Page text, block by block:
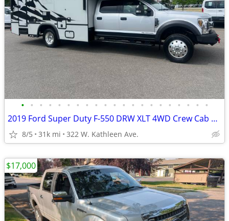
• • • • • • • • • • • • • • • • • • • • •
2019 Ford Super Duty F-550 DRW XLT 4WD Crew Cab 203 WB 84 CA
8/5 31k mi 322 W. Kathleen Ave.
$17,000